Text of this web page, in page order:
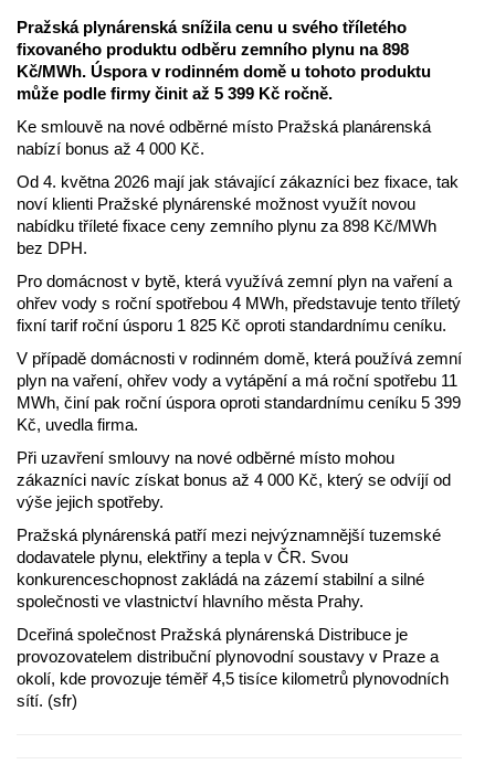
Pražská plynárenská snížila cenu u svého tříletého
fixovaného produktu odběru zemního plynu na 898
Kč/MWh. Úspora v rodinném domě u tohoto produktu
může podle firmy činit až 5 399 Kč ročně.
Ke smlouvě na nové odběrné místo Pražská planárenská
nabízí bonus až 4 000 Kč.
Od 4. května 2026 mají jak stávající zákazníci bez fixace, tak
noví klienti Pražské plynárenské možnost využít novou
nabídku tříleté fixace ceny zemního plynu za 898 Kč/MWh
bez DPH.
Pro domácnost v bytě, která využívá zemní plyn na vaření a
ohřev vody s roční spotřebou 4 MWh, představuje tento tříletý
fixní tarif roční úsporu 1 825 Kč oproti standardnímu ceníku.
V případě domácnosti v rodinném domě, která používá zemní
plyn na vaření, ohřev vody a vytápění a má roční spotřebu 11
MWh, činí pak roční úspora oproti standardnímu ceníku 5 399
Kč, uvedla firma.
Při uzavření smlouvy na nové odběrné místo mohou
zákazníci navíc získat bonus až 4 000 Kč, který se odvíjí od
výše jejich spotřeby.
Pražská plynárenská patří mezi nejvýznamnější tuzemské
dodavatele plynu, elektřiny a tepla v ČR. Svou
konkurenceschopnost zakládá na zázemí stabilní a silné
společnosti ve vlastnictví hlavního města Prahy.
Dceřiná společnost Pražská plynárenská Distribuce je
provozovatelem distribuční plynovodní soustavy v Praze a
okolí, kde provozuje téměř 4,5 tisíce kilometrů plynovodních
sítí. (sfr)